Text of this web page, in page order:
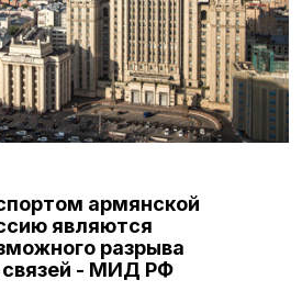
армянской
являются
разрыва
связей - МИД РФ